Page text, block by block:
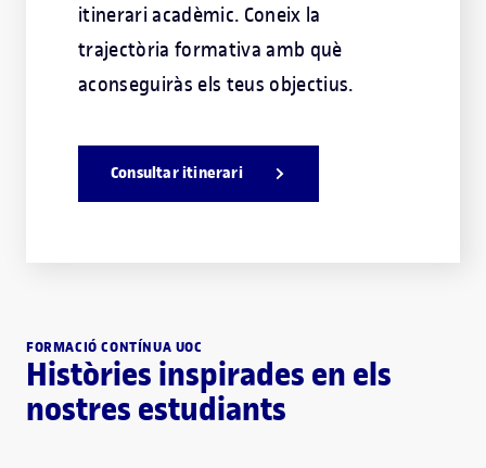
itinerari acadèmic. Coneix la
trajectòria formativa amb què
aconseguiràs els teus objectius.
Consultar itinerari
FORMACIÓ CONTÍNUA UOC
Històries inspirades en els
nostres estudiants